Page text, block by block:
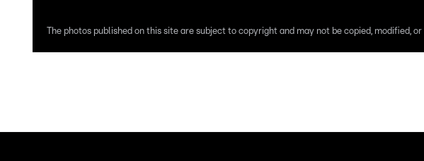
The photos published on this site are subject to copyright and may not be copied, modified,